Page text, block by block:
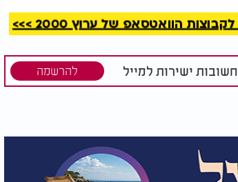
ראה שהציבור זקוק להנהגה תורנית
להיות ״שלישי בדין״ בלבד, ובמשרה
המרכזי של בית הדין, ורבים ראו בו את מי
כולה.
בדרשות ובענייני מוסר, ובכך הניח
בארץ ישראל מוקד הכיסופים של הדורות,
בקשר עמוק לארץ אבות. תפילה
חייו, אך מציאות החיים והנסיבות
הוואטסאפ של ערוץ 2000 >>>
ישירות למייל להרשמה